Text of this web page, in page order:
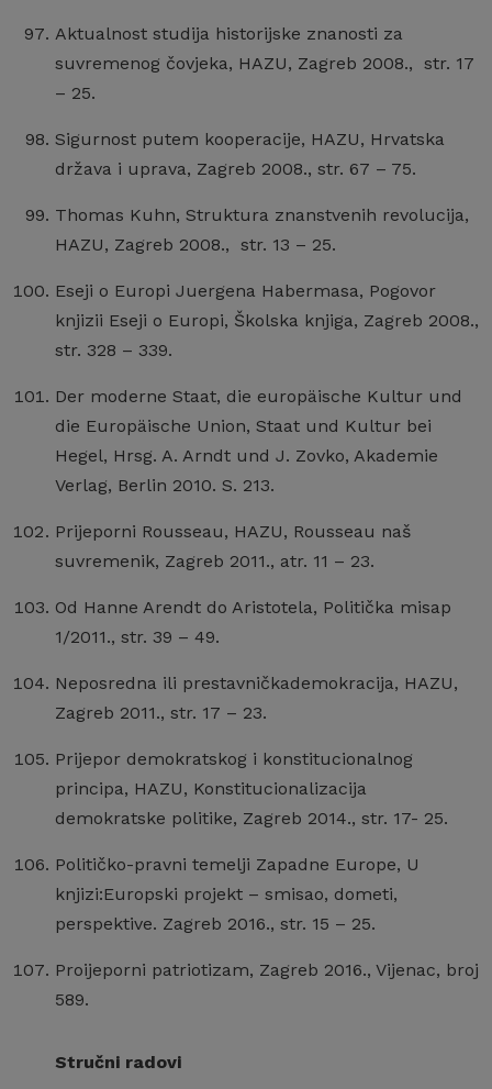
Aktualnost studija historijske znanosti za
suvremenog čovjeka, HAZU, Zagreb 2008., str. 17
– 25.
Sigurnost putem kooperacije, HAZU, Hrvatska
država i uprava, Zagreb 2008., str. 67 – 75.
Thomas Kuhn, Struktura znanstvenih revolucija,
HAZU, Zagreb 2008., str. 13 – 25.
Eseji o Europi Juergena Habermasa, Pogovor
knjizii Eseji o Europi, Školska knjiga, Zagreb 2008.,
str. 328 – 339.
Der moderne Staat, die europäische Kultur und
die Europäische Union, Staat und Kultur bei
Hegel, Hrsg. A. Arndt und J. Zovko, Akademie
Verlag, Berlin 2010. S. 213.
Prijeporni Rousseau, HAZU, Rousseau naš
suvremenik, Zagreb 2011., atr. 11 – 23.
Od Hanne Arendt do Aristotela, Politička misap
1/2011., str. 39 – 49.
Neposredna ili prestavničkademokracija, HAZU,
Zagreb 2011., str. 17 – 23.
Prijepor demokratskog i konstitucionalnog
principa, HAZU, Konstitucionalizacija
demokratske politike, Zagreb 2014., str. 17- 25.
Političko-pravni temelji Zapadne Europe, U
knjizi:Europski projekt – smisao, dometi,
perspektive. Zagreb 2016., str. 15 – 25.
Proijeporni patriotizam, Zagreb 2016., Vijenac, broj
589.
Stručni radovi